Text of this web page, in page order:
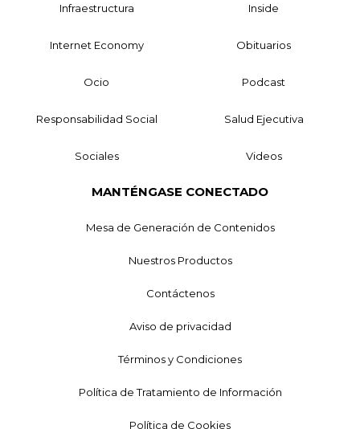
Infraestructura Inside
Internet Economy Obituarios
Ocio Podcast
Responsabilidad Social Salud Ejecutiva
Sociales Videos
MANTÉNGASE CONECTADO
Mesa de Generación de Contenidos
Nuestros Productos
Contáctenos
Aviso de privacidad
Términos y Condiciones
Política de Tratamiento de Información
Política de Cookies